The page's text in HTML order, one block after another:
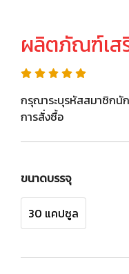
ผลิตภัณฑ์เส
กรุณาระบุรหัสสมาชิกนั
การสั่งซื้อ
ขนาดบรรจุ
30 แคปซูล